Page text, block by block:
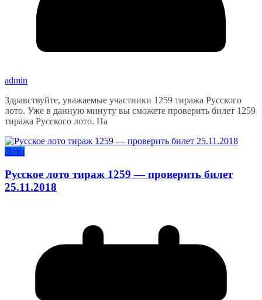
admin
Здравствуйте, уважаемые участники 1259 тиража Русского
лото. Уже в данную минуту вы сможете проверить билет 1259
тиража Русского лото. На
Лото
Русское лото тираж 1259 — проверить билет
25.11.2018